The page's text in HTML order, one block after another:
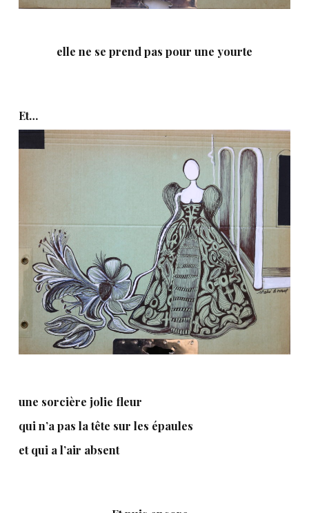
elle ne se prend pas pour une yourte
Et…
une sorcière jolie fleur
qui n’a pas la tête sur les épaules
et qui a l’air absent